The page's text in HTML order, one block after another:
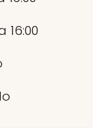
16:00